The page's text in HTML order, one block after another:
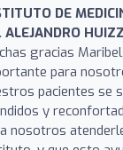
DE
ALEJANDRO
gracias
para
pacientes se
y
nosotros